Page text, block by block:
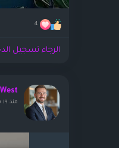
4
الرجاء تسجيل
منذ ١٩ ساعات